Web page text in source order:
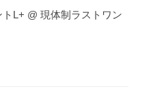
L+ @ 現体制ラストワン